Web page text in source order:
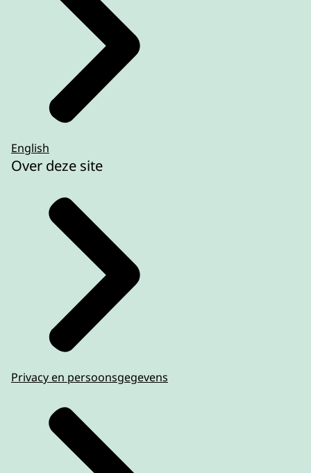
English
Over deze site
Privacy en persoonsgegevens